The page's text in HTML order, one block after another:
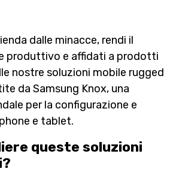
dalle minacce, rendi il
produttivo e affidati a prodotti
nostre soluzioni mobile rugged
da Samsung Knox, una
per la configurazione e
e tablet.
queste soluzioni